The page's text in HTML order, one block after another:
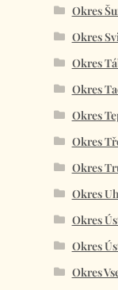
Okres
Okres
Okres
Okres
Okres
Okres
Okres
Okres
Okres
Okres
Okres